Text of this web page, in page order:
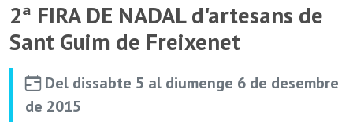
2ª FIRA DE NADAL d'artesans de
Sant Guim de Freixenet
Del dissabte 5 al diumenge 6 de desembre
de 2015